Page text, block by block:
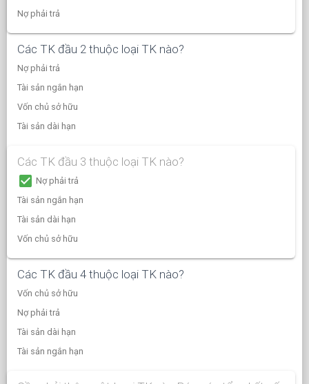
Nợ phải trả
Các TK đầu 2 thuộc loại TK nào?
Nợ phải trả
Tài sản ngắn hạn
Vốn chủ sở hữu
Tài sản dài hạn
Các TK đầu 3 thuộc loại TK nào?
check_box Nợ phải trả
Tài sản ngắn hạn
Tài sản dài hạn
Vốn chủ sở hữu
Các TK đầu 4 thuộc loại TK nào?
Vốn chủ sở hữu
Nợ phải trả
Tài sản dài hạn
Tài sản ngắn hạn